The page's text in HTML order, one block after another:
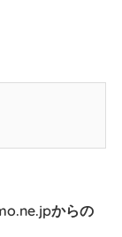
からの